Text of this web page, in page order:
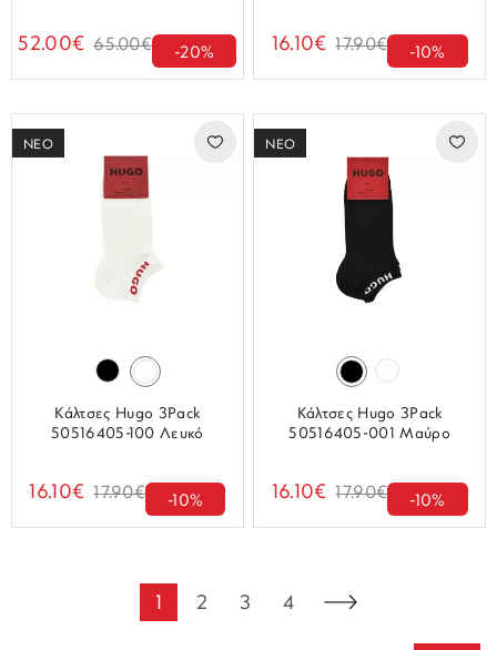
52.00€ 65.00€ -20% 16.10€ 17.90€ -10%
ΝΕΟ
Κάλτσες Hugo 3Pack
50516405-100 Λευκό
16.10€ 17.90€ -10%
ΝΕΟ
Κάλτσες Hugo 3Pack
50516405-001 Μαύρο
16.10€ 17.90€ -10%
1 2 3 4